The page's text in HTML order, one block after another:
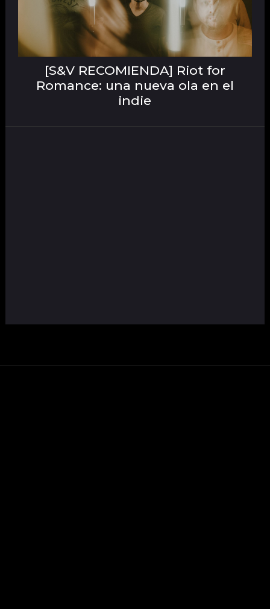
[S&V RECOMIENDA] Riot for
Romance: una nueva ola en el
indie